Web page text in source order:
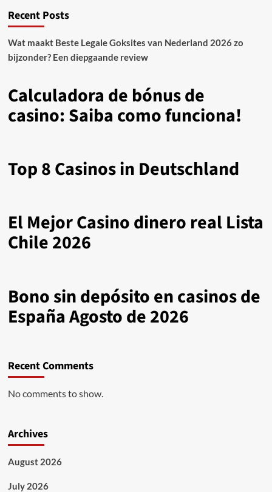
Recent Posts
Wat maakt Beste Legale Goksites van Nederland 2026 zo
bijzonder? Een diepgaande review
Calculadora de bónus de
casino: Saiba como funciona!
Top 8 Casinos in Deutschland
El Mejor Casino dinero real Lista
Chile 2026
Bono sin depósito en casinos de
España Agosto de 2026
Recent Comments
No comments to show.
Archives
August 2026
July 2026